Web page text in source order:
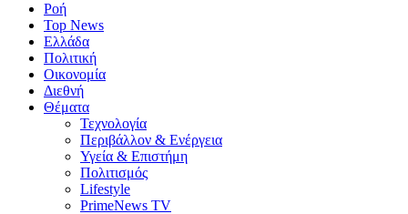
Ροή
Top News
Ελλάδα
Πολιτική
Οικονομία
Διεθνή
Θέματα
Τεχνολογία
Περιβάλλον & Ενέργεια
Υγεία & Επιστήμη
Πολιτισμός
Lifestyle
PrimeNews TV